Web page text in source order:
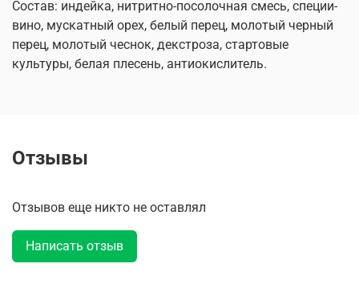
Состав: индейка, нитритно-посолочная смесь, специи-
вино, мускатный орех, белый перец, молотый черный
перец, молотый чеснок, декстроза, стартовые
культуры, белая плесень, антиокислитель.
Отзывы
Отзывов еще никто не оставлял
Написать отзыв